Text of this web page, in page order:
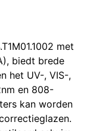
met
biedt brede
het UV-, VIS-,
en 808-
kan worden